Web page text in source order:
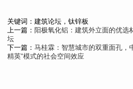
关键词：建筑论坛，钛锌板
上一篇： 阳极氧化铝：建筑外立面的优选
坛
下一篇： 马桂霖：智慧城市的双重面孔，
精英”模式的社会空间效应